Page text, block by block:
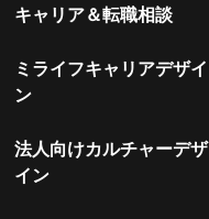
キャリア＆転職相談
ミライフキャリアデザイ
ン
法人向けカルチャーデザ
イン